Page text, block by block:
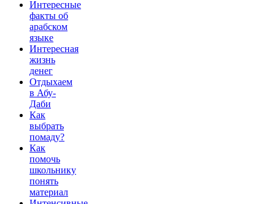
Интересные
факты об
арабском
языке
Интересная
жизнь
денег
Отдыхаем
в Абу-
Даби
Как
выбрать
помаду?
Как
помочь
школьнику
понять
материал